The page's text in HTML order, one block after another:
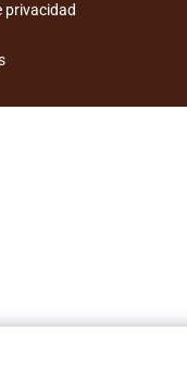
privacidad